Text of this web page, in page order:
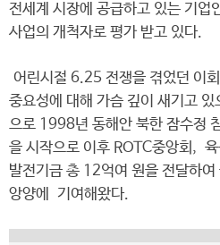
전세계 시장에 공급하고 있는 기업
사업의 개척자로 평가 받고 있다.
어린시절 6.25 전쟁을 겪었던 이
중요성에 대해 가슴 깊이 새기고
으로 1998년 동해안 북한 잠수정
을 시작으로 이후 ROTC중앙회, 육
발전기금 총 12억여 원을 전달하여
앙양에 기여해왔다.